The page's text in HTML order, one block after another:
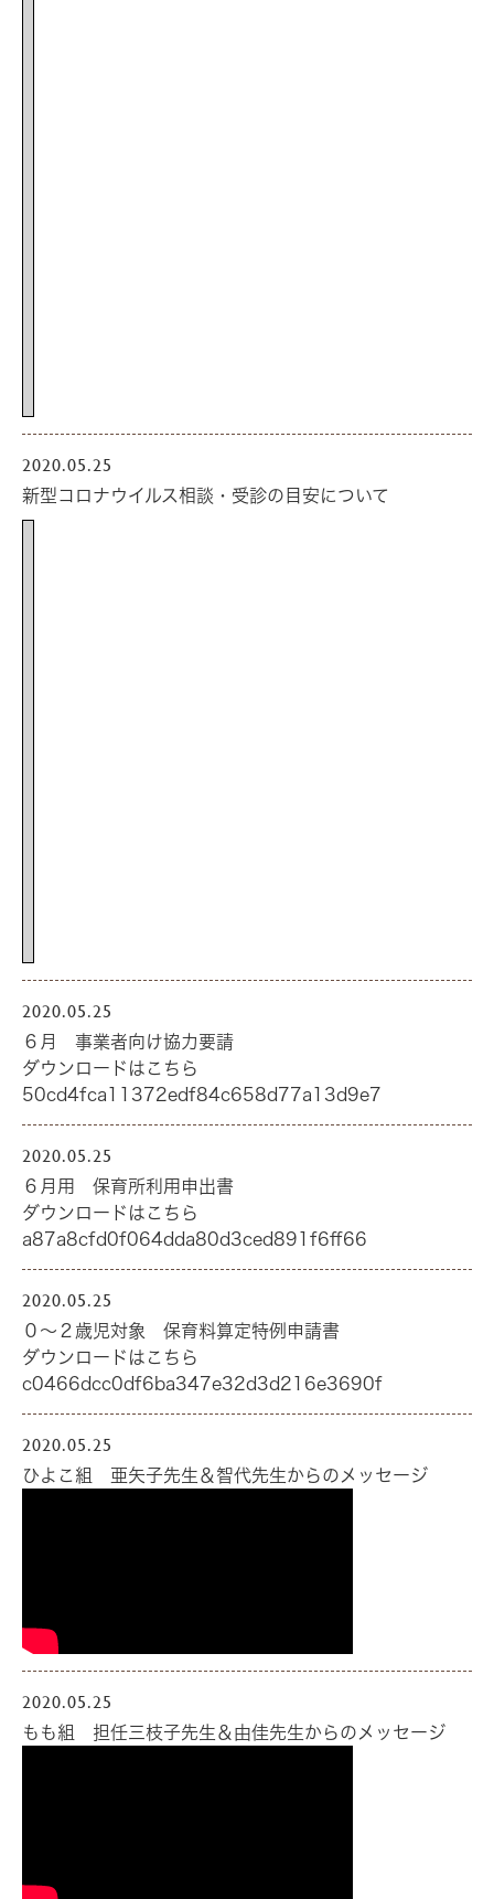
2020.05.25
新型コロナウイルス相談・受診の目安について
2020.05.25
６月 事業者向け協力要請
ダウンロードはこちら
50cd4fca11372edf84c658d77a13d9e7
2020.05.25
６月用 保育所利用申出書
ダウンロードはこちら
a87a8cfd0f064dda80d3ced891f6ff66
2020.05.25
０～２歳児対象 保育料算定特例申請書
ダウンロードはこちら
c0466dcc0df6ba347e32d3d216e3690f
2020.05.25
ひよこ組 亜矢子先生＆智代先生からのメッセージ
2020.05.25
もも組 担任三枝子先生＆由佳先生からのメッセージ